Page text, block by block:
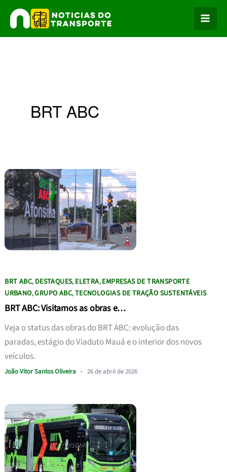
para
o
BRT ABC
BRT ABC, DESTAQUES, ELETRA,EMPRESAS DE TRANSPORTE
URBANO,GRUPO ABC,TECNOLOGIAS DE TRAÇÃO SUSTENTÁVEIS
BRT ABC: Visitamos as obras e…
Veja o status das obras do BRT ABC: evolução das
paradas, estágio do Viaduto Mauá e o interior dos novos
veículos.
João Vitor Santos Oliveira • 26 de abril de 2026